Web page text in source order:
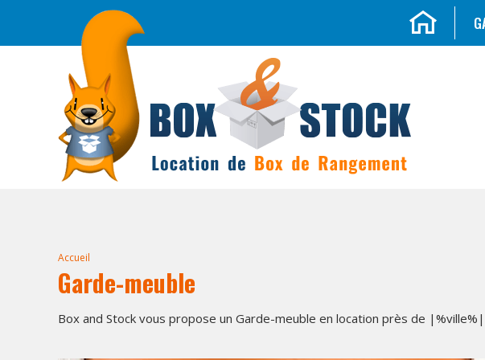
Accueil
Garde-meuble
Box and Stock vous propose un Garde-meuble en location près de |%ville%|